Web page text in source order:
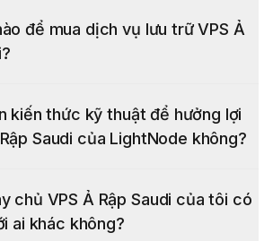
để mua dịch vụ lưu trữ VPS Ả
kiến thức kỹ thuật để hưởng lợi
Saudi của LightNode không?
chủ VPS Ả Rập Saudi của tôi có
ai khác không?